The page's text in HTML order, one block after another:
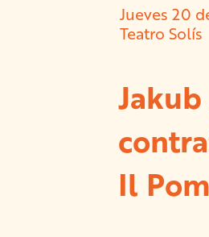
Jueves 20
Teatro Solís
Il